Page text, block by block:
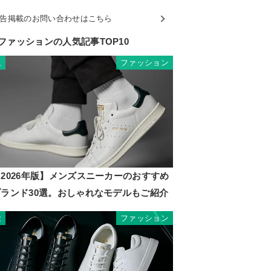
掲載のお問い合わせはこちら
ァッションの人気記事TOP10
ファッション
年版】メンズスニーカーのおすすめ
ンド30選。おしゃれなモデルもご紹介
ファッション